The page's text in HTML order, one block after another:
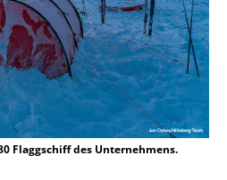
Flaggschiff des Unternehmens.